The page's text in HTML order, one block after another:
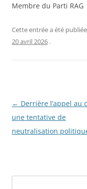
Membre du Parti RAG
Cette entrée a été
20 avril 2026 .
Navigation
des
articles
← Derrière l’appel au
une tentative de
neutralisation